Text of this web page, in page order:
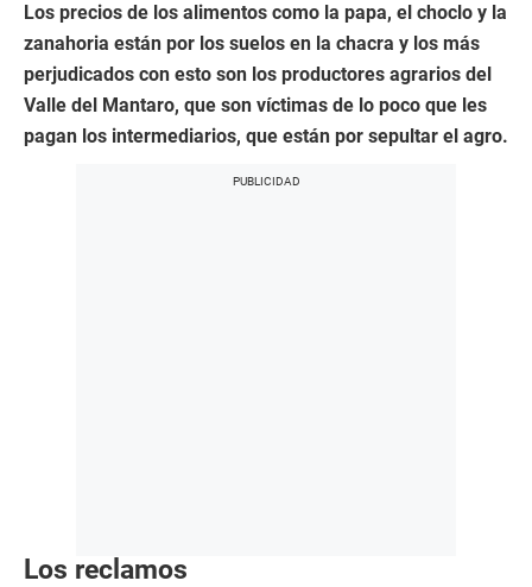
Los precios de los alimentos como la papa, el choclo y la
zanahoria están por los suelos en la chacra y los más
perjudicados con esto son los productores agrarios del
Valle del Mantaro, que son víctimas de lo poco que les
pagan los intermediarios, que están por sepultar el agro.
Los reclamos